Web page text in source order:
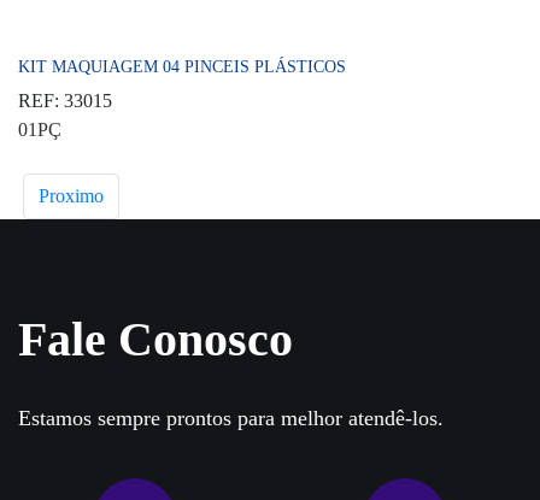
KIT MAQUIAGEM 04 PINCEIS PLÁSTICOS
REF: 33015
01PÇ
Proximo
Fale Conosco
Estamos sempre prontos para melhor atendê-los.